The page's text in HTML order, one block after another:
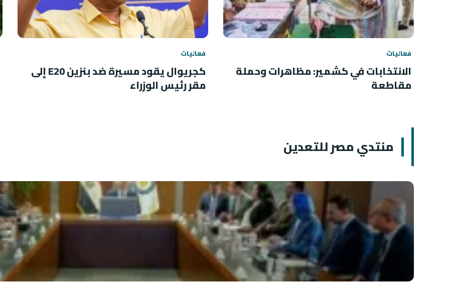
فعاليات
الانتخابات في كشمير: مظاهرات وحملة
مقاطعة
فعاليات
كجريوال يقود مسيرة ضد بنزين E20 إلى
مقر رئيس الوزراء
منتدي مصر للتعدين